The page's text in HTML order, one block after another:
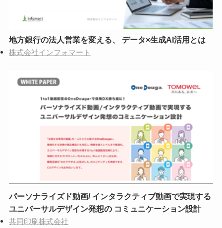
地方銀行の法人営業を変える、 データ×生成AI活用とは
株式会社インフォマート
パーソナライズド動画/ インタラクティブ動画で実現する
ユニバーサルデザイン発想の コミュニケーション設計
共同印刷株式会社